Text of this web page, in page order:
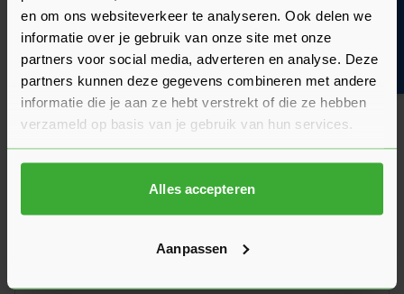
en om ons websiteverkeer te analyseren. Ook delen we
informatie over je gebruik van onze site met onze
partners voor social media, adverteren en analyse. Deze
partners kunnen deze gegevens combineren met andere
informatie die je aan ze hebt verstrekt of die ze hebben
verzameld op basis van je gebruik van hun services.
Alles accepteren
Aanpassen
Lees alles over de verschillende soorten, formaten,
kleuren en merken.
Leestijd: 13 minuten
Laatst gewijzigd:18 mei 2026 Lees